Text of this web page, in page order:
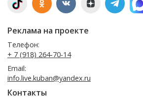
Реклама на проекте
Телефон:
+ 7 (918) 264-70-14
Email:
info.live.kuban@yandex.ru
Контакты